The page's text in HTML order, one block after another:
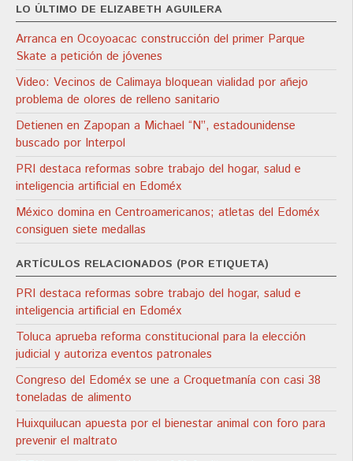
LO ÚLTIMO DE ELIZABETH AGUILERA
Arranca en Ocoyoacac construcción del primer Parque
Skate a petición de jóvenes
Video: Vecinos de Calimaya bloquean vialidad por añejo
problema de olores de relleno sanitario
Detienen en Zapopan a Michael “N”, estadounidense
buscado por Interpol
PRI destaca reformas sobre trabajo del hogar, salud e
inteligencia artificial en Edoméx
México domina en Centroamericanos; atletas del Edoméx
consiguen siete medallas
ARTÍCULOS RELACIONADOS (POR ETIQUETA)
PRI destaca reformas sobre trabajo del hogar, salud e
inteligencia artificial en Edoméx
Toluca aprueba reforma constitucional para la elección
judicial y autoriza eventos patronales
Congreso del Edoméx se une a Croquetmanía con casi 38
toneladas de alimento
Huixquilucan apuesta por el bienestar animal con foro para
prevenir el maltrato